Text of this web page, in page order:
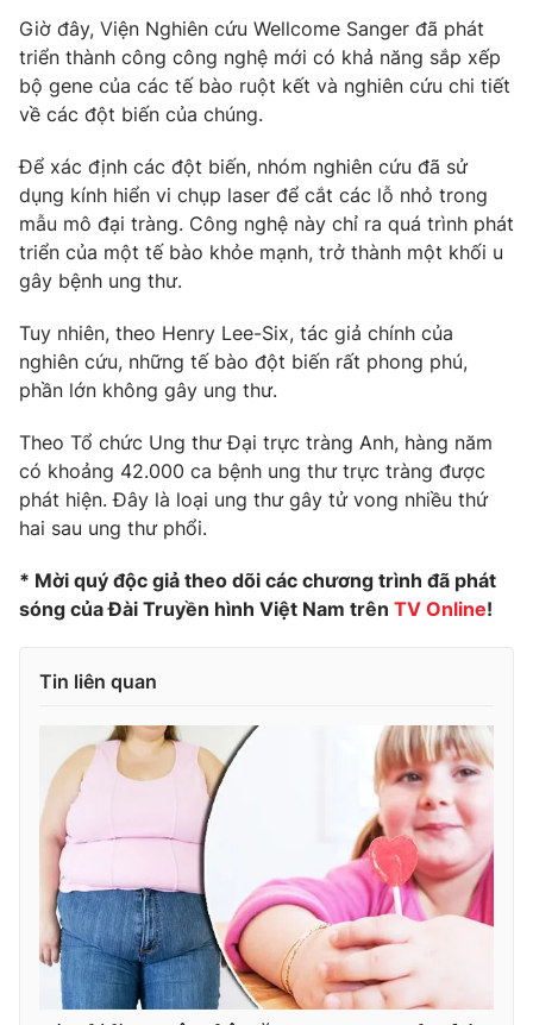
Nhân vật
Khán giả
Giải sao mai
Điện ảnh
Âm nhạc
Sao
Đời sống
Du lịch
Làm đẹp
Chất lượng cuộc sống
Giáo dục
Tuyển sinh
Học trực tuyến
Công nghệ
Hitech Công nghệ tương lai
Sản phẩm
Thị trường
Tư vấn
Giao lưu trực tuyến
Lịch phát sóng
Emagazine Podcast
Photo
Video Shorts video
VTV Money
VTV Sức khoẻ Bất động sản
Thị trường 24h Tấm lòng Việt
VTV4 Vươn mình bằng AI
VTV9 VTV8
Liên hệ tòa soạn English
Giờ đây, Viện Nghiên cứu Wellcome Sanger đã phát
triển thành công công nghệ mới có khả năng sắp xếp
bộ gene của các tế bào ruột kết và nghiên cứu chi tiết
về các đột biến của chúng.
Để xác định các đột biến, nhóm nghiên cứu đã sử
dụng kính hiển vi chụp laser để cắt các lỗ nhỏ trong
mẫu mô đại tràng. Công nghệ này chỉ ra quá trình phát
triển của một tế bào khỏe mạnh, trở thành một khối u
gây bệnh ung thư.
Tuy nhiên, theo Henry Lee-Six, tác giả chính của
nghiên cứu, những tế bào đột biến rất phong phú,
phần lớn không gây ung thư.
Theo Tổ chức Ung thư Đại trực tràng Anh, hàng năm
có khoảng 42.000 ca bệnh ung thư trực tràng được
phát hiện. Đây là loại ung thư gây tử vong nhiều thứ
hai sau ung thư phổi.
* Mời quý độc giả theo dõi các chương trình đã phát
sóng của Đài Truyền hình Việt Nam trên TV Online!
Tin liên quan